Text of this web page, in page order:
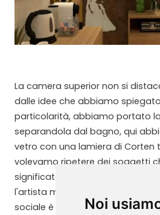
Noi
La camera superior non si
dalle idee che abbiamo
particolarità, abbiamo portato
separandola dal bagno, qui
vetro con una lamiera di Corten
volevamo ripetere dei soggetti
significato sociale importante, e
l'artista maestro nella
sociale è Banksy, infatti è proprio